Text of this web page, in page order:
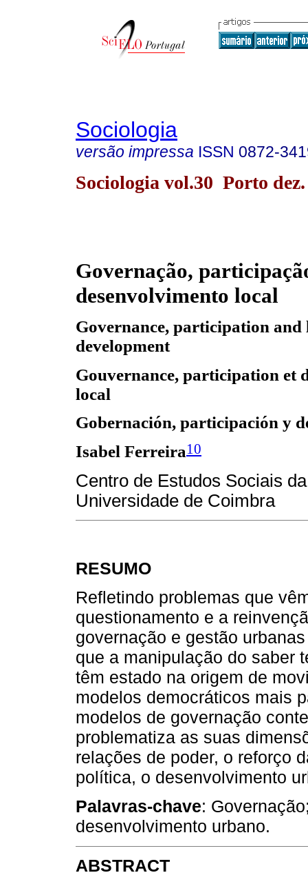
Sociologia
versão impressa ISSN 0872-
Sociologia vol.30 Porto dez.
Governação,
desenvolvimento local
Governance, participation and
development
Gouvernance, participation et
local
Gobernación, participación y
Isabel Ferreira10
Centro de Estudos Sociais
Universidade de Coimbra
RESUMO
Refletindo problemas que
questionamento e a
governação e gestão
que a manipulação do saber
têm estado na origem de
modelos democráticos mais
modelos de governação
problematiza as suas
relações de poder, o reforço
política, o desenvolvimento
Palavras-chave:
desenvolvimento urbano.
ABSTRACT